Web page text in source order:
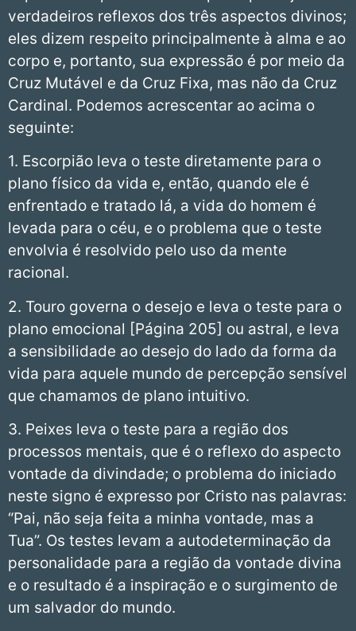
verdadeiros reflexos dos três aspectos divinos;
eles dizem respeito principalmente à alma e ao
corpo e, portanto, sua expressão é por meio da
Cruz Mutável e da Cruz Fixa, mas não da Cruz
Cardinal. Podemos acrescentar ao acima o
seguinte:
1. Escorpião leva o teste diretamente para o
plano físico da vida e, então, quando ele é
enfrentado e tratado lá, a vida do homem é
levada para o céu, e o problema que o teste
envolvia é resolvido pelo uso da mente
racional.
2. Touro governa o desejo e leva o teste para o
plano emocional [Página 205] ou astral, e leva
a sensibilidade ao desejo do lado da forma da
vida para aquele mundo de percepção sensível
que chamamos de plano intuitivo.
3. Peixes leva o teste para a região dos
processos mentais, que é o reflexo do aspecto
vontade da divindade; o problema do iniciado
neste signo é expresso por Cristo nas palavras:
“Pai, não seja feita a minha vontade, mas a
Tua”. Os testes levam a autodeterminação da
personalidade para a região da vontade divina
e o resultado é a inspiração e o surgimento de
um salvador do mundo.